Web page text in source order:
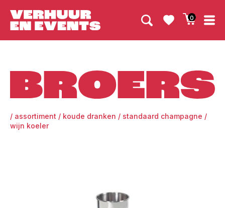
0
/ assortiment / koude dranken / standaard champagne /
wijn koeler